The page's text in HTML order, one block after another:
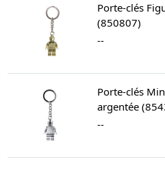
Porte-clés
(850807)
--
Porte-clés
argentée
--